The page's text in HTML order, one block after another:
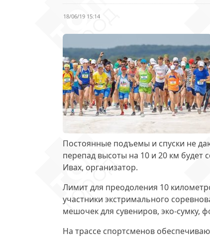
18/06/19 15:14
Постоянные подъемы и спуски не
перепад высоты на 10 и 20 км будет
Ивах, организатор.
Лимит для преодоления 10
участники экстримального
мешочек для сувениров, эко-сумку,
На трассе спортсменов